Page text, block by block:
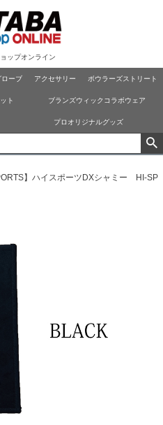
ップオンライン
ローブ アクセサリー ボウラーズストリート
ト ブランズウィックコラボウェア
プロオリジナルグッズ
】ハイスポーツDXシャミー HI-SP